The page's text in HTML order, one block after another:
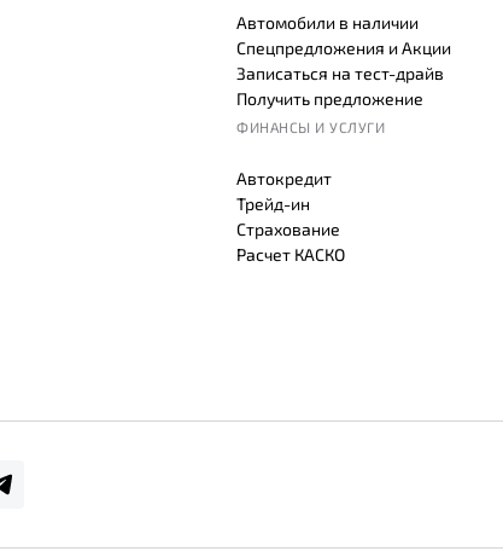
Автомобили в наличии
Спецпредложения и Акции
Записаться на тест-драйв
Получить предложение
ФИНАНСЫ И УСЛУГИ
Автокредит
Трейд-ин
Страхование
Расчет КАСКО